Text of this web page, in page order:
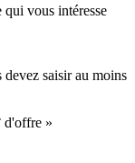
qui vous intéresse
saisir au moins
d'offre »